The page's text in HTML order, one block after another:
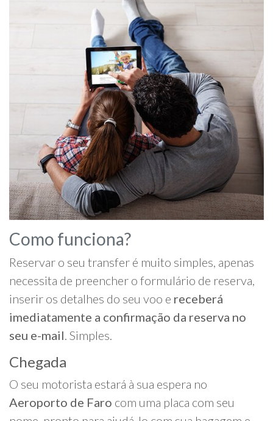
Como funciona?
Reservar o seu transfer é muito simples, apenas
necessita de preencher o formulário de reserva,
inserir os detalhes do seu voo e receberá
imediatamente a confirmação da reserva no
seu e-mail. Simples.
Chegada
O seu motorista estará à sua espera no
Aeroporto de Faro com uma placa com seu